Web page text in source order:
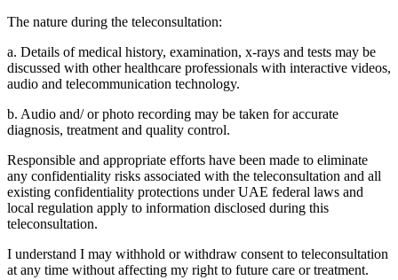
The nature during the teleconsultation:
a. Details of medical history, examination, x-rays and tests may be
discussed with other healthcare professionals with interactive videos,
audio and telecommunication technology.
b. Audio and/ or photo recording may be taken for accurate
diagnosis, treatment and quality control.
Responsible and appropriate efforts have been made to eliminate
any confidentiality risks associated with the teleconsultation and all
existing confidentiality protections under UAE federal laws and
local regulation apply to information disclosed during this
teleconsultation.
I understand I may withhold or withdraw consent to teleconsultation
at any time without affecting my right to future care or treatment.